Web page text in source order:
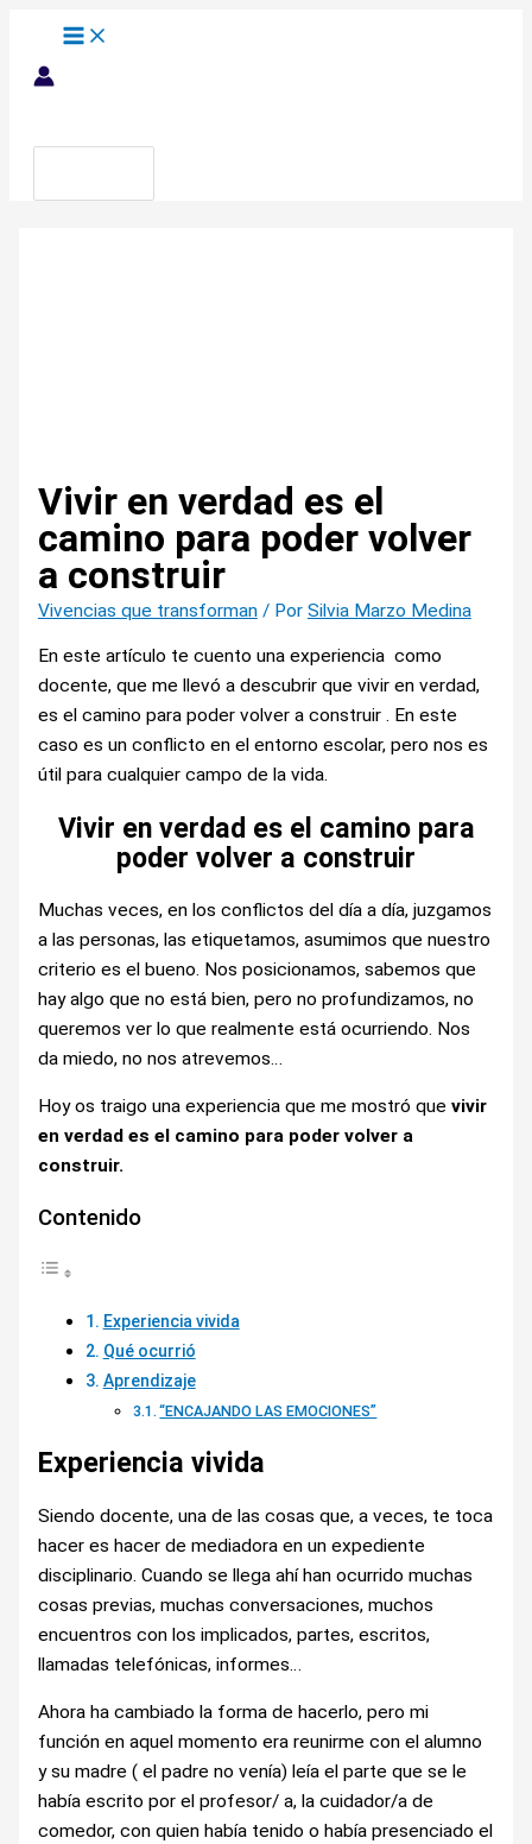
contenido
Vivir en verdad es el
camino para poder volver
a construir
Vivencias que transforman/ Por Silvia Marzo Medina
En este artículo te cuento una experiencia como
docente, que me llevó a descubrir que vivir en verdad,
es el camino para poder volver a construir . En este
caso es un conflicto en el entorno escolar, pero nos es
útil para cualquier campo de la vida.
Vivir en verdad es el camino para
poder volver a construir
Muchas veces, en los conflictos del día a día, juzgamos
a las personas, las etiquetamos, asumimos que nuestro
criterio es el bueno. Nos posicionamos, sabemos que
hay algo que no está bien, pero no profundizamos, no
queremos ver lo que realmente está ocurriendo. Nos
da miedo, no nos atrevemos…
Hoy os traigo una experiencia que me mostró que vivir
en verdad es el camino para poder volver a
construir.
Contenido
Experiencia vivida
Qué ocurrió
Aprendizaje
“ENCAJANDO LAS EMOCIONES”
Experiencia vivida
Siendo docente, una de las cosas que, a veces, te toca
hacer es hacer de mediadora en un expediente
disciplinario. Cuando se llega ahí han ocurrido muchas
cosas previas, muchas conversaciones, muchos
encuentros con los implicados, partes, escritos,
llamadas telefónicas, informes…
Ahora ha cambiado la forma de hacerlo, pero mi
función en aquel momento era reunirme con el alumno
y su madre ( el padre no venía) leía el parte que se le
había escrito por el profesor/ a, la cuidador/a de
comedor, con quien había tenido o había presenciado el
aquí...
electrónico*